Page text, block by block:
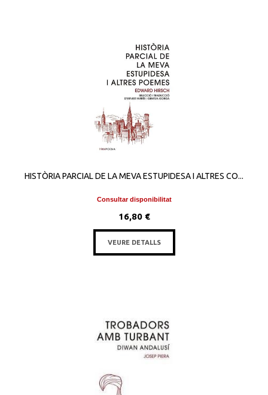
HISTÒRIA PARCIAL DE LA MEVA ESTUPIDESA I ALTRES CO...
Consultar disponibilitat
16,80 €
VEURE DETALLS